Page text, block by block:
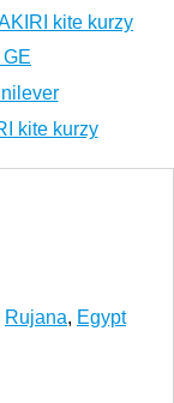
Rujana, Egypt